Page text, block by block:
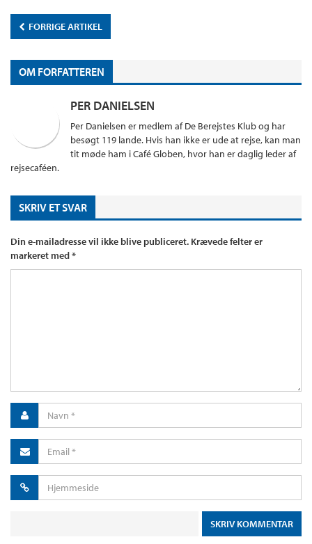
FORRIGE ARTIKEL
OM FORFATTEREN
PER DANIELSEN
Per Danielsen er medlem af De Berejstes Klub og har
besøgt 119 lande. Hvis han ikke er ude at rejse, kan man
tit møde ham i Café Globen, hvor han er daglig leder af
rejsecaféen.
SKRIV ET SVAR
Din e-mailadresse vil ikke blive publiceret. Krævede felter er
markeret med*